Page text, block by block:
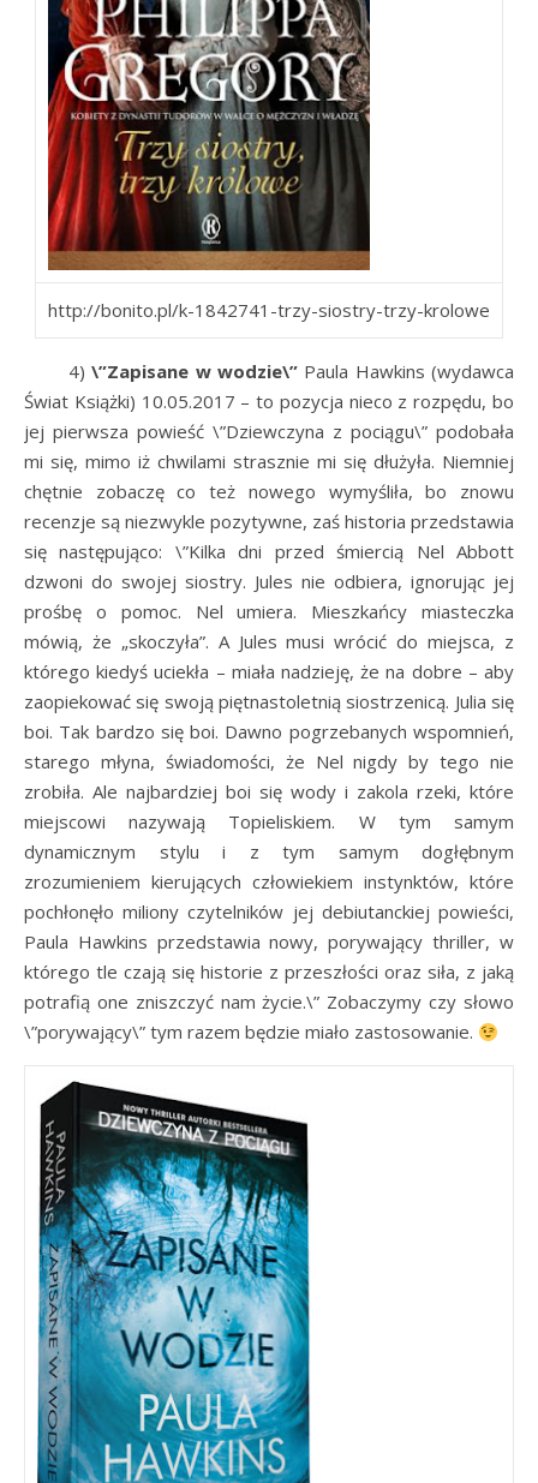
http://bonito.pl/k-1842741-trzy-siostry-trzy-krolowe
4)\”Zapisane w wodzie\” Paula Hawkins (wydawca
Świat Książki) 10.05.2017 – to pozycja nieco z rozpędu, bo
jej pierwsza powieść \”Dziewczyna z pociągu\” podobała
mi się, mimo iż chwilami strasznie mi się dłużyła. Niemniej
chętnie zobaczę co też nowego wymyśliła, bo znowu
recenzje są niezwykle pozytywne, zaś historia przedstawia
się następująco: \”Kilka dni przed śmiercią Nel Abbott
dzwoni do swojej siostry. Jules nie odbiera, ignorując jej
prośbę o pomoc. Nel umiera. Mieszkańcy miasteczka
mówią, że „skoczyła”. A Jules musi wrócić do miejsca, z
którego kiedyś uciekła – miała nadzieję, że na dobre – aby
zaopiekować się swoją piętnastoletnią siostrzenicą. Julia się
boi. Tak bardzo się boi. Dawno pogrzebanych wspomnień,
starego młyna, świadomości, że Nel nigdy by tego nie
zrobiła. Ale najbardziej boi się wody i zakola rzeki, które
miejscowi nazywają Topieliskiem. W tym samym
dynamicznym stylu i z tym samym dogłębnym
zrozumieniem kierujących człowiekiem instynktów, które
pochłonęło miliony czytelników jej debiutanckiej powieści,
Paula Hawkins przedstawia nowy, porywający thriller, w
którego tle czają się historie z przeszłości oraz siła, z jaką
potrafią one zniszczyć nam życie.\” Zobaczymy czy słowo
\”porywający\” tym razem będzie miało zastosowanie.